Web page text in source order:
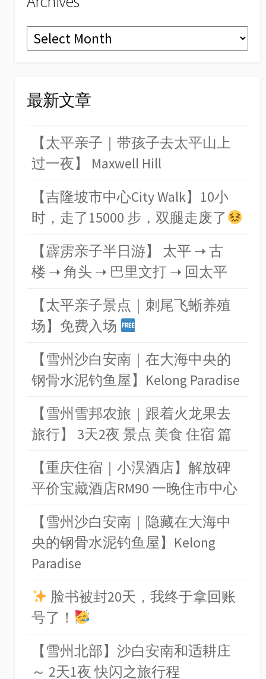
Archives
最新文章
【太平亲子｜带孩子去太平山上
过一夜】 Maxwell Hill
【吉隆坡市中心City Walk】10小
时，走了15000 步，双腿走废了
【霹雳亲子半日游】 太平 ➝ 古
楼 ➝ 角头 ➝ 巴里文打 ➝ 回太平
【太平亲子景点｜刺尾飞蜥养殖
场】免费入场
【雪州沙白安南｜在大海中央的
钢骨水泥钓鱼屋】Kelong Paradise
【雪州雪邦农旅｜跟着火龙果去
旅行】 3天2夜 景点 美食 住宿 篇
【重庆住宿｜小淏酒店】解放碑
平价宝藏酒店RM90 一晚住市中心
【雪州沙白安南｜隐藏在大海中
央的钢骨水泥钓鱼屋】Kelong
Paradise
脸书被封20天，我终于拿回账
号了！
【雪州北部】沙白安南和适耕庄
～ 2天1夜 快闪之旅行程